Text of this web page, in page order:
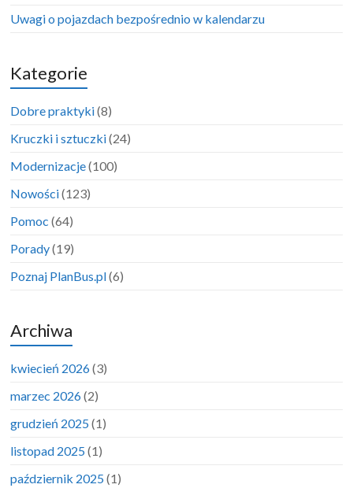
Uwagi o pojazdach bezpośrednio w kalendarzu
Kategorie
Dobre praktyki(8)
Kruczki i sztuczki(24)
Modernizacje(100)
Nowości(123)
Pomoc (64)
Porady(19)
Poznaj PlanBus.pl(6)
Archiwa
kwiecień 2026(3)
marzec 2026(2)
grudzień 2025(1)
listopad 2025(1)
październik 2025(1)